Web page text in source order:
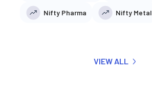
Nifty Pharma Nifty Metal
VIEW ALL